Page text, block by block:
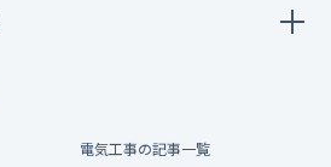
電気工事の記事一覧